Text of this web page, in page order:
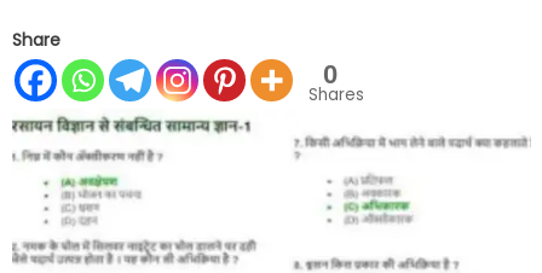
Share
0
Shares